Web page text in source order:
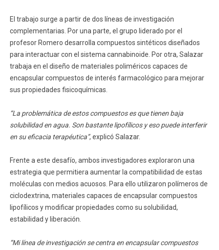
El trabajo surge a partir de dos líneas de investigación
complementarias. Por una parte, el grupo liderado por el
profesor Romero desarrolla compuestos sintéticos diseñados
para interactuar con el sistema cannabinoide. Por otra, Salazar
trabaja en el diseño de materiales poliméricos capaces de
encapsular compuestos de interés farmacológico para mejorar
sus propiedades fisicoquímicas.
“La problemática de estos compuestos es que tienen baja
solubilidad en agua. Son bastante lipofílicos y eso puede interferir
en su eficacia terapéutica”, explicó Salazar.
Frente a este desafío, ambos investigadores exploraron una
estrategia que permitiera aumentar la compatibilidad de estas
moléculas con medios acuosos. Para ello utilizaron polímeros de
ciclodextrina, materiales capaces de encapsular compuestos
lipofílicos y modificar propiedades como su solubilidad,
estabilidad y liberación.
“Mi línea de investigación se centra en encapsular compuestos